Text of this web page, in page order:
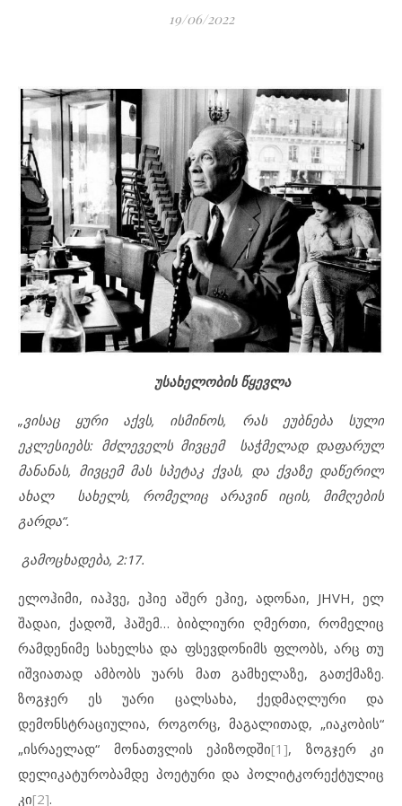
19/06/2022
უსახელობის წყევლა
„ვისაც ყური აქვს, ისმინოს, რას ეუბნება სული
ეკლესიებს: მძლეველს მივცემ საჭმელად დაფარულ
მანანას, მივცემ მას სპეტაკ ქვას, და ქვაზე დაწერილ
ახალ სახელს, რომელიც არავინ იცის, მიმღების
გარდა“.
გამოცხადება, 2:17.
ელოჰიმი, იაჰვე, ეჰიე აშერ ეჰიე, ადონაი, JHVH, ელ
შადაი, ქადოშ, ჰაშემ… ბიბლიური ღმერთი, რომელიც
რამდენიმე სახელსა და ფსევდონიმს ფლობს, არც თუ
იშვიათად ამბობს უარს მათ გამხელაზე, გათქმაზე.
ზოგჯერ ეს უარი ცალსახა, ქედმაღლური და
დემონსტრაციულია, როგორც, მაგალითად, „იაკობის“
„ისრაელად“ მონათვლის ეპიზოდში[1], ზოგჯერ კი
დელიკატურობამდე პოეტური და პოლიტკორექტულიც
კი[2].